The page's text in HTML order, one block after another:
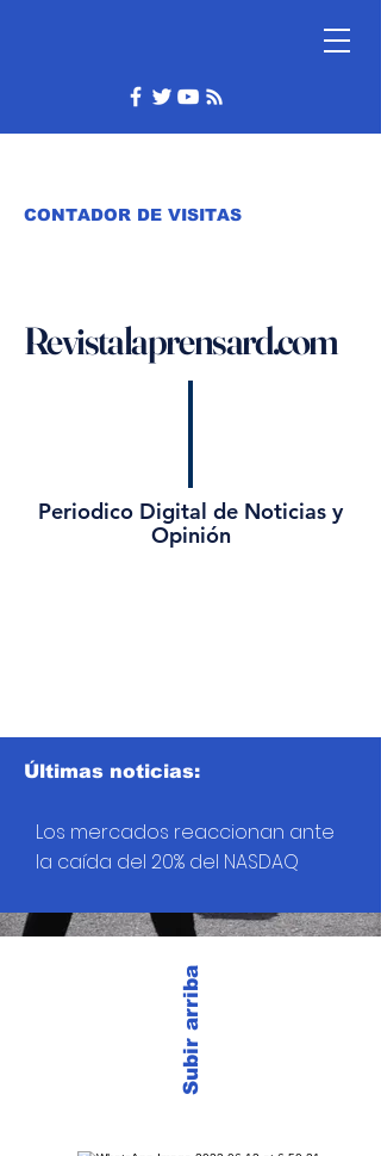
CONTADOR DE VISITAS
Revistalaprensard.com
Periodico Digital de Noticias y
Opinión
Subir arriba
Últimas noticias:
Los mercados reaccionan ante
la caída del 20% del NASDAQ